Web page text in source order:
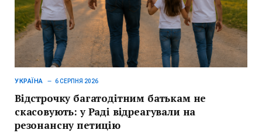
УКРАЇНА 6 СЕРПНЯ 2026
Відстрочку багатодітним батькам не
скасовують: у Раді відреагували на
резонансну петицію